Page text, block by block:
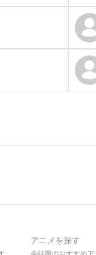
アニメを探す